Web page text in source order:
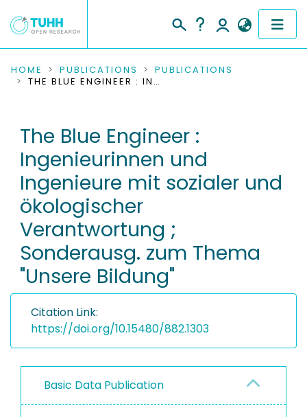
COMMUNITIES & COLLECTIONS
RESEARCH DATA
PEOPLE
INSTITUTIONS
PROJECTS
HOME PUBLICATIONS
PUBLICATIONS
THE BLUE ENGINEER : INGENIEURINNEN UND INGENIEURE MIT SOZIALER UND ÖKOLOGISCHER VERANTWORTUNG ; SONDERAUSG. ZUM THEMA "UNSERE BILDUNG"
The Blue Engineer :
Ingenieurinnen und
Ingenieure mit sozialer und
ökologischer
Verantwortung ;
Sonderausg. zum Thema
"Unsere Bildung"
Citation Link:
https://doi.org/10.15480/882.1303
Basic Data Publication